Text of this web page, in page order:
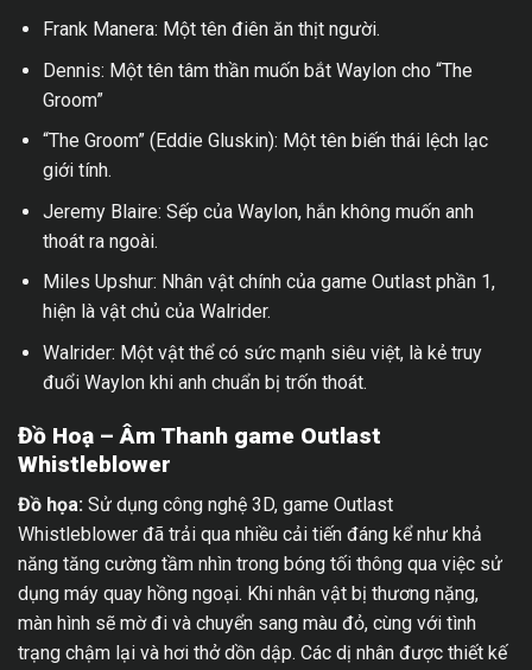
Frank Manera: Một tên điên ăn thịt người.
Dennis: Một tên tâm thần muốn bắt Waylon cho “The
Groom”
“The Groom” (Eddie Gluskin): Một tên biến thái lệch lạc
giới tính.
Jeremy Blaire: Sếp của Waylon, hắn không muốn anh
thoát ra ngoài.
Miles Upshur: Nhân vật chính của game Outlast phần 1,
hiện là vật chủ của Walrider.
Walrider: Một vật thể có sức mạnh siêu việt, là kẻ truy
đuổi Waylon khi anh chuẩn bị trốn thoát.
Đồ Hoạ – Âm Thanh game Outlast
Whistleblower
Đồ họa: Sử dụng công nghệ 3D, game Outlast
Whistleblower đã trải qua nhiều cải tiến đáng kể như khả
năng tăng cường tầm nhìn trong bóng tối thông qua việc sử
dụng máy quay hồng ngoại. Khi nhân vật bị thương nặng,
màn hình sẽ mờ đi và chuyển sang màu đỏ, cùng với tình
trạng chậm lại và hơi thở dồn dập. Các dị nhân được thiết kế